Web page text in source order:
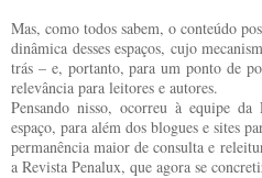
Mas, como todos sabem, o conteúdo
dinâmica desses espaços, cujo
trás – e, portanto, para um ponto de
relevância para leitores e autores.
Pensando nisso, ocorreu à equipe
espaço, para além dos blogues e sites
permanência maior de consulta e
a Revista Penalux, que agora se